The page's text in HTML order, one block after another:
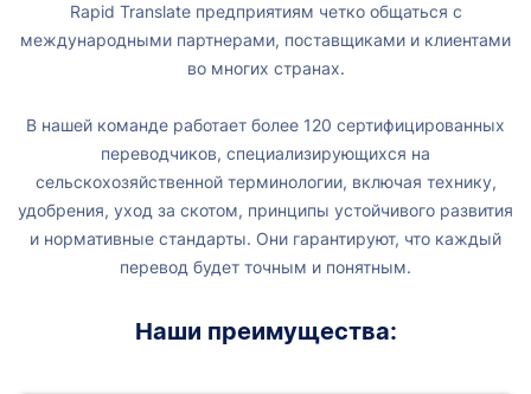
Rapid Translate предприятиям четко общаться с
международными партнерами, поставщиками и клиентами
во многих странах.
В нашей команде работает более 120 сертифицированных
переводчиков, специализирующихся на
сельскохозяйственной терминологии, включая технику,
удобрения, уход за скотом, принципы устойчивого развития
и нормативные стандарты. Они гарантируют, что каждый
перевод будет точным и понятным.
Наши преимущества: